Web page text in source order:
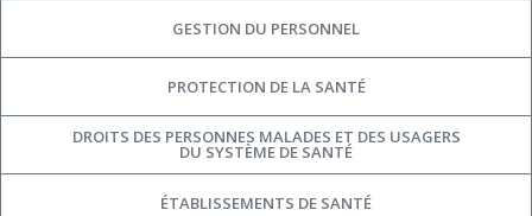
GESTION DU PERSONNEL
PROTECTION DE LA SANTÉ
DROITS DES PERSONNES MALADES ET DES USAGERS
DU SYSTÈME DE SANTÉ
ÉTABLISSEMENTS DE SANTÉ